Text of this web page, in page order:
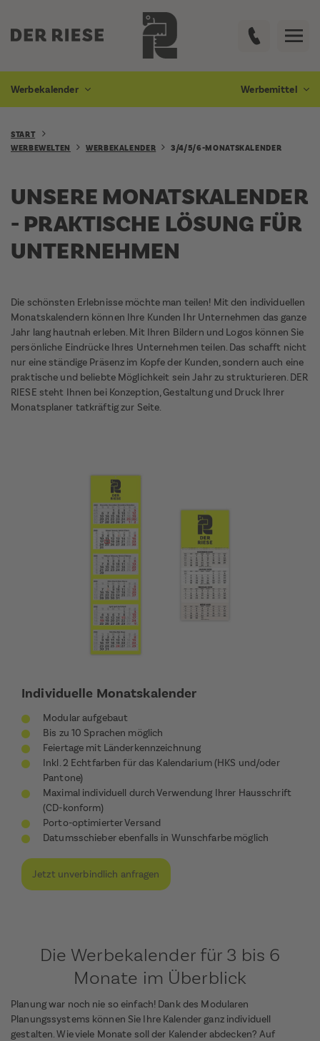
Werbekalender Werbemittel
START
WERBEWELTEN
WERBEKALENDER 3/4/5/6-MONATSKALENDER
UNSERE MONATSKALENDER
- PRAKTISCHE LÖSUNG FÜR
UNTERNEHMEN
Die schönsten Erlebnisse möchte man teilen! Mit den individuellen
Monatskalendern können Ihre Kunden Ihr Unternehmen das ganze
Jahr lang hautnah erleben. Mit Ihren Bildern und Logos können Sie
persönliche Eindrücke Ihres Unternehmen teilen. Das schafft nicht
nur eine ständige Präsenz im Kopfe der Kunden, sondern auch eine
praktische und beliebte Möglichkeit sein Jahr zu strukturieren. DER
RIESE steht Ihnen bei Konzeption, Gestaltung und Druck Ihrer
Monatsplaner tatkräftig zur Seite.
Individuelle Monatskalender
Modular aufgebaut
Bis zu 10 Sprachen möglich
Feiertage mit Länderkennzeichnung
Inkl. 2 Echtfarben für das Kalendarium (HKS und/oder
Pantone)
Maximal individuell durch Verwendung Ihrer Hausschrift
(CD-konform)
Porto-optimierter Versand
Datumsschieber ebenfalls in Wunschfarbe möglich
Jetzt unverbindlich anfragen
Die Werbekalender für 3 bis 6
Monate im Überblick
Planung war noch nie so einfach! Dank des Modularen
Planungssystems können Sie Ihre Kalender ganz individuell
gestalten. Wie viele Monate soll der Kalender abdecken? Auf